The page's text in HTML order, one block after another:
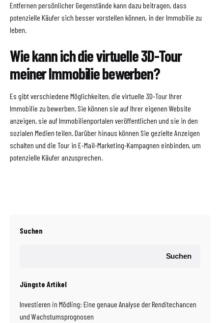
Entfernen persönlicher Gegenstände kann dazu beitragen, dass
potenzielle Käufer sich besser vorstellen können, in der Immobilie zu
leben.
Wie kann ich die virtuelle 3D-Tour
meiner Immobilie bewerben?
Es gibt verschiedene Möglichkeiten, die virtuelle 3D-Tour Ihrer
Immobilie zu bewerben. Sie können sie auf Ihrer eigenen Website
anzeigen, sie auf Immobilienportalen veröffentlichen und sie in den
sozialen Medien teilen. Darüber hinaus können Sie gezielte Anzeigen
schalten und die Tour in E-Mail-Marketing-Kampagnen einbinden, um
potenzielle Käufer anzusprechen.
Suchen
Suchen
Jüngste Artikel
Investieren in Mödling: Eine genaue Analyse der Renditechancen
und Wachstumsprognosen